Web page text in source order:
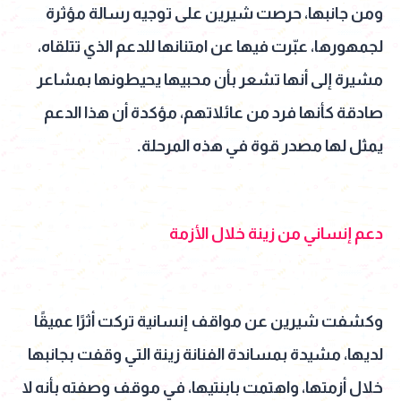
ومن جانبها، حرصت شيرين على توجيه رسالة مؤثرة
لجمهورها، عبّرت فيها عن امتنانها للدعم الذي تتلقاه،
مشيرة إلى أنها تشعر بأن محبيها يحيطونها بمشاعر
صادقة كأنها فرد من عائلاتهم، مؤكدة أن هذا الدعم
يمثل لها مصدر قوة في هذه المرحلة.
دعم إنساني من زينة خلال الأزمة
وكشفت شيرين عن مواقف إنسانية تركت أثرًا عميقًا
لديها، مشيدة بمساندة الفنانة زينة التي وقفت بجانبها
خلال أزمتها، واهتمت بابنتيها، في موقف وصفته بأنه لا